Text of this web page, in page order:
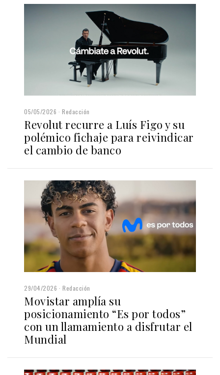
05/05/2026 Redacción
Revolut recurre a Luís Figo y su
polémico fichaje para reivindicar
el cambio de banco
29/04/2026 Redacción
Movistar amplía su
posicionamiento “Es por todos”
con un llamamiento a disfrutar el
Mundial